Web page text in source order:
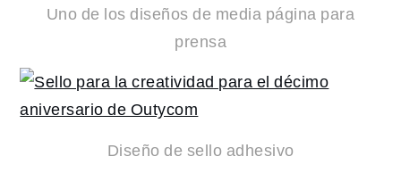
Uno de los diseños de media página para
prensa
Diseño de sello adhesivo